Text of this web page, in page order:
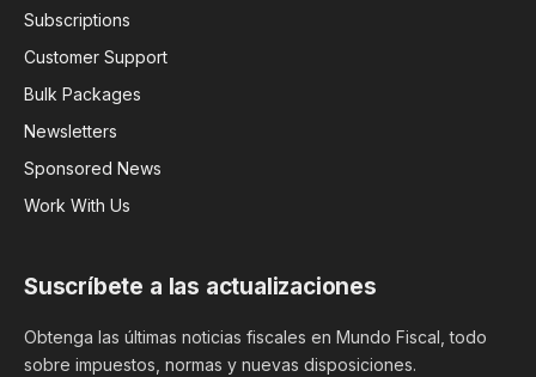
Subscriptions
Customer Support
Bulk Packages
Newsletters
Sponsored News
Work With Us
Suscríbete a las actualizaciones
Obtenga las últimas noticias fiscales en Mundo Fiscal, todo
sobre impuestos, normas y nuevas disposiciones.